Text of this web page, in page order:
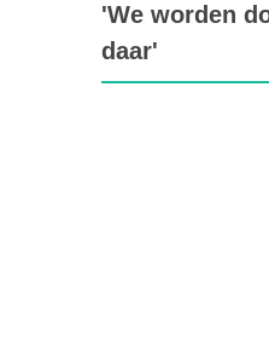
'We worden
daar'